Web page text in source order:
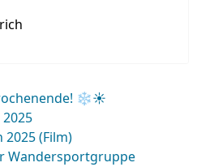
❄️☀️
(Film)
Wandersportgruppe